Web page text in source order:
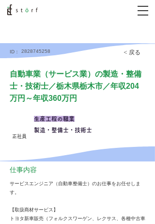
ID： 2828745258 < 戻る
自動車業（サービス業）の製造・整備
士・技術士／栃木県栃木市／年収204
万円～年収360万円
正社員
生産工程の職業
製造・整備士・技術士
仕事内容
サービスエンジニア（自動車整備士）のお仕事をお任せしま
す。
【取扱商材サービス】
トヨタ新車販売（フォルクスワーゲン、レクサス、各種中古車